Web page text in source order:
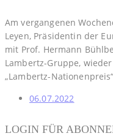
Am vergangenen
Leyen, Präsidentin der
mit Prof. Hermann
Lambertz-Gruppe,
„Lambertz-
06.07.2022
LOGIN FÜR